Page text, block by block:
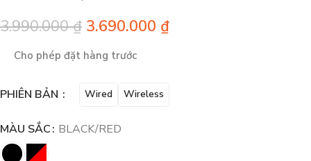
3.990.000₫ 3.690.000 ₫
Cho phép đặt hàng trước
PHIÊN BẢN Wired Wireless
MÀU SẮC BLACK/RED